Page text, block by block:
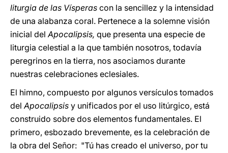
liturgia de las Vísperas con la sencillez y la intensidad
de una alabanza coral. Pertenece a la solemne visión
inicial delApocalipsis, que presenta una especie de
liturgia celestial a la que también nosotros, todavía
peregrinos en la tierra, nos asociamos durante
nuestras celebraciones eclesiales.
El himno, compuesto por algunos versículos tomados
delApocalipsis y unificados por el uso litúrgico, está
construido sobre dos elementos fundamentales. El
primero, esbozado brevemente, es la celebración de
la obra del Señor: "Tú has creado el universo, por tu